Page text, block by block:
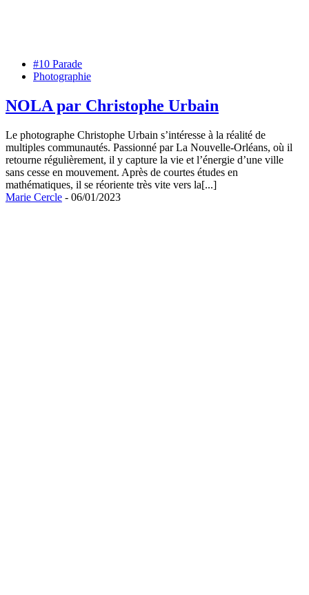
#10 Parade
Photographie
NOLA par Christophe Urbain
Le photographe Christophe Urbain s’intéresse à la réalité de
multiples communautés. Passionné par La Nouvelle-Orléans, où il
retourne régulièrement, il y capture la vie et l’énergie d’une ville
sans cesse en mouvement. Après de courtes études en
mathématiques, il se réoriente très vite vers la[...]
Marie Cercle - 06/01/2023